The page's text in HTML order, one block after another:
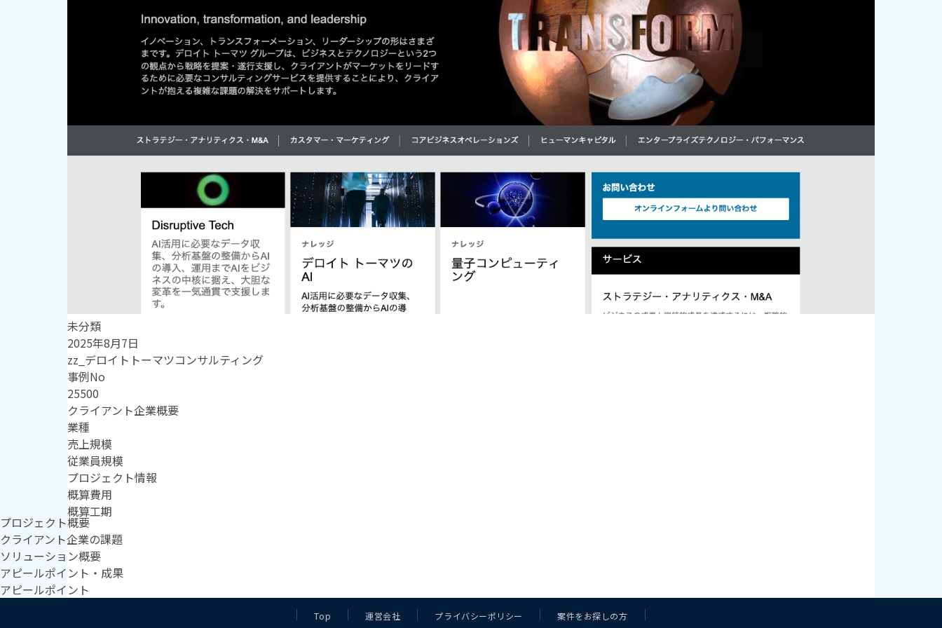
未分類
2025年8月7日
zz_デロイトトーマツコンサルティング
事例No
25500
クライアント企業概要
業種
売上規模
従業員規模
プロジェクト情報
概算費用
概算工期
プロジェクト概要
クライアント企業の課題
ソリューション概要
アピールポイント・成果
アピールポイント
Top 運営会社 プライバシーポリシー 案件をお探しの方